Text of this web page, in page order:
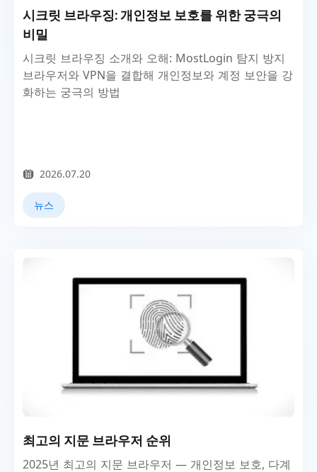
시크릿 브라우징: 개인정보 보호를 위한 궁극의
비밀
시크릿 브라우징 소개와 오해: MostLogin 탐지 방지
브라우저와 VPN을 결합해 개인정보와 계정 보안을 강
화하는 궁극의 방법
2026.07.20
뉴스
최고의 지문 브라우저 순위
2025년 최고의 지문 브라우저 — 개인정보 보호, 다계